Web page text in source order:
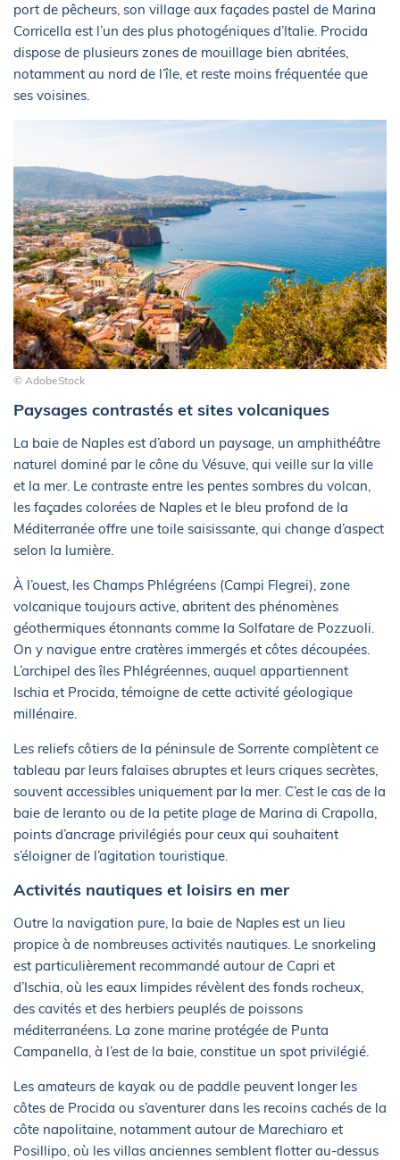
port de pêcheurs, son village aux façades pastel de Marina
Corricella est l’un des plus photogéniques d’Italie. Procida
dispose de plusieurs zones de mouillage bien abritées,
notamment au nord de l’île, et reste moins fréquentée que
ses voisines.
© AdobeStock
Paysages contrastés et sites volcaniques
La baie de Naples est d’abord un paysage, un amphithéâtre
naturel dominé par le cône du Vésuve, qui veille sur la ville
et la mer. Le contraste entre les pentes sombres du volcan,
les façades colorées de Naples et le bleu profond de la
Méditerranée offre une toile saisissante, qui change d’aspect
selon la lumière.
À l’ouest, les Champs Phlégréens (Campi Flegrei), zone
volcanique toujours active, abritent des phénomènes
géothermiques étonnants comme la Solfatare de Pozzuoli.
On y navigue entre cratères immergés et côtes découpées.
L’archipel des îles Phlégréennes, auquel appartiennent
Ischia et Procida, témoigne de cette activité géologique
millénaire.
Les reliefs côtiers de la péninsule de Sorrente complètent ce
tableau par leurs falaises abruptes et leurs criques secrètes,
souvent accessibles uniquement par la mer. C’est le cas de la
baie de Ieranto ou de la petite plage de Marina di Crapolla,
points d’ancrage privilégiés pour ceux qui souhaitent
s’éloigner de l’agitation touristique.
Activités nautiques et loisirs en mer
Outre la navigation pure, la baie de Naples est un lieu
propice à de nombreuses activités nautiques. Le snorkeling
est particulièrement recommandé autour de Capri et
d’Ischia, où les eaux limpides révèlent des fonds rocheux,
des cavités et des herbiers peuplés de poissons
méditerranéens. La zone marine protégée de Punta
Campanella, à l’est de la baie, constitue un spot privilégié.
Les amateurs de kayak ou de paddle peuvent longer les
côtes de Procida ou s’aventurer dans les recoins cachés de la
côte napolitaine, notamment autour de Marechiaro et
Posillipo, où les villas anciennes semblent flotter au-dessus